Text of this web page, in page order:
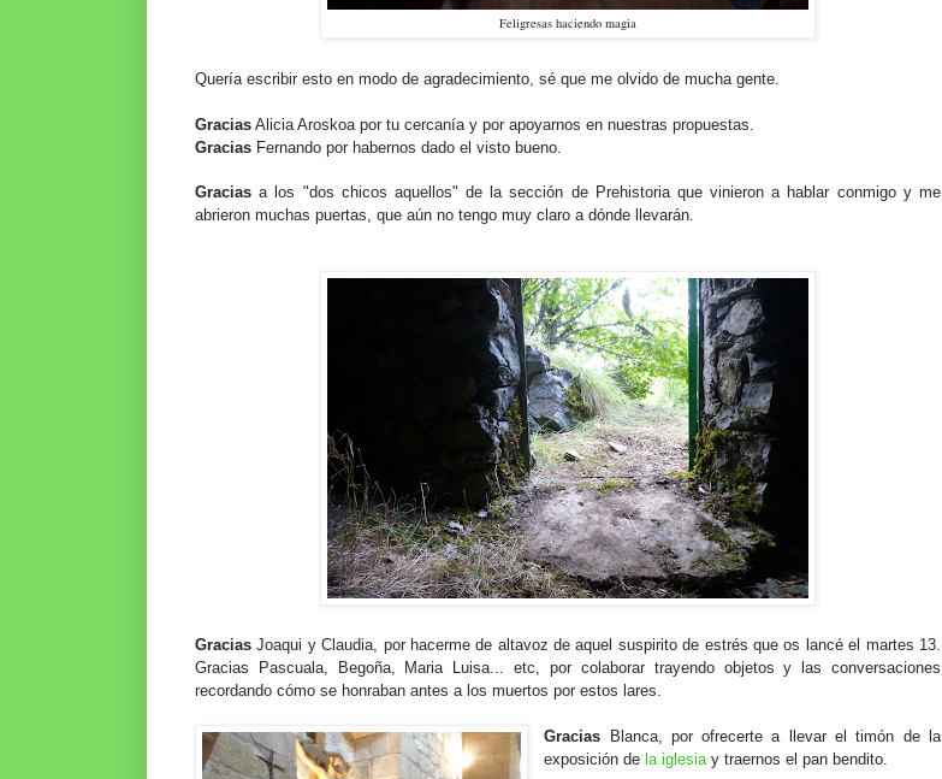
Feligresas haciendo magia
Quería escribir esto en modo de agradecimiento, sé que me olvido de mucha gente.
Gracias Alicia Aroskoa por tu cercanía y por apoyarnos en nuestras propuestas.
Gracias Fernando por habernos dado el visto bueno.
Gracias a los "dos chicos aquellos" de la sección de Prehistoria que vinieron a hablar conmigo y me
abrieron muchas puertas, que aún no tengo muy claro a dónde llevarán.
Gracias Joaqui y Claudia, por hacerme de altavoz de aquel suspirito de estrés que os lancé el martes 13.
Gracias Pascuala, Begoña, Maria Luisa... etc, por colaborar trayendo objetos y las conversaciones
recordando cómo se honraban antes a los muertos por estos lares.
Gracias Blanca, por ofrecerte a llevar el timón de la
exposición de la iglesiay traernos el pan bendito.